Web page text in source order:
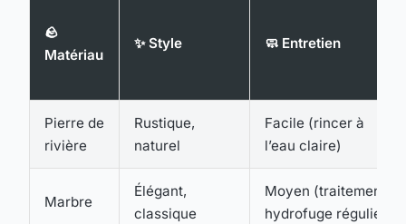
🪨
Matériau
✨ Style 🧼 Entretien
Pierre de
rivière
Rustique,
naturel
Facile (rincer à
l’eau claire)
Marbre
Élégant,
classique
Moyen (traitement
hydrofuge régulier)